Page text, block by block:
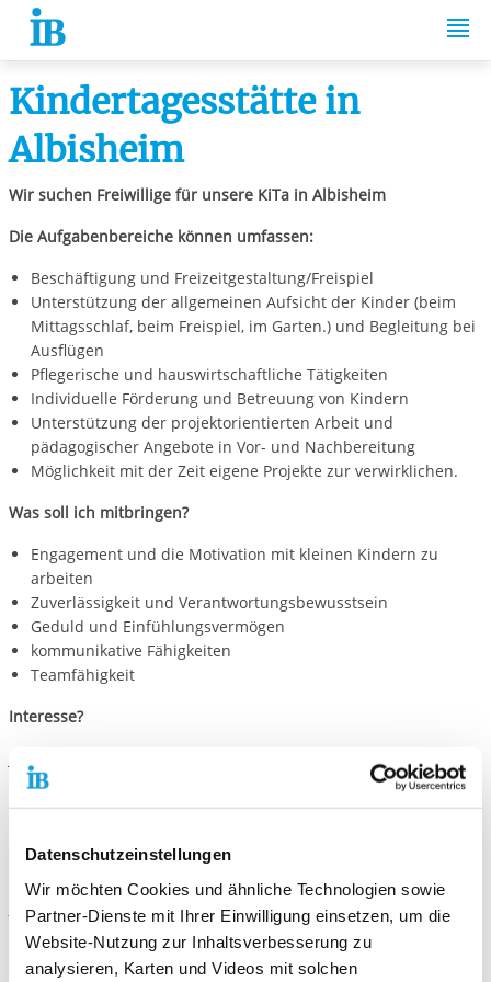
Datenschutzeinstellungen
Wir möchten Cookies und ähnliche Technologien sowie
Partner-Dienste mit Ihrer Einwilligung einsetzen, um die
Website-Nutzung zur Inhaltsverbesserung zu
analysieren, Karten und Videos mit solchen
Springe zum Inhalt
Kindertagesstätte in
Albisheim
Wir suchen Freiwillige für unsere KiTa in Albisheim
Die Aufgabenbereiche können umfassen:
Beschäftigung und Freizeitgestaltung/Freispiel
Unterstützung der allgemeinen Aufsicht der Kinder (beim
Mittagsschlaf, beim Freispiel, im Garten.) und Begleitung bei
Ausflügen
Pflegerische und hauswirtschaftliche Tätigkeiten
Individuelle Förderung und Betreuung von Kindern
Unterstützung der projektorientierten Arbeit und
pädagogischer Angebote in Vor- und Nachbereitung
Möglichkeit mit der Zeit eigene Projekte zur verwirklichen.
Was soll ich mitbringen?
Engagement und die Motivation mit kleinen Kindern zu
arbeiten
Zuverlässigkeit und Verantwortungsbewusstsein
Geduld und Einfühlungsvermögen
kommunikative Fähigkeiten
Teamfähigkeit
Interesse?
E-Mail schreiben
Standort